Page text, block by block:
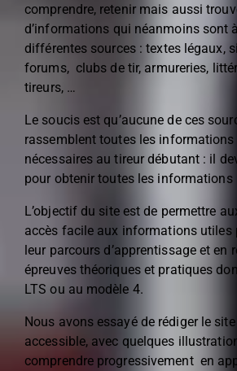
comprendre, retenir mais aussi
d’informations qui néanmoins sont
différentes sources : textes légaux,
forums, clubs de tir, armureries,
tireurs, …
Le soucis est qu’aucune de ces
rassemblent toutes les informations
nécessaires au tireur débutant : il
pour obtenir toutes les informations
L’objectif du site est de permettre
accès facile aux informations utiles
leur parcours d’apprentissage et en
épreuves théoriques et pratiques
LTS ou au modèle 4.
Nous avons essayé de rédiger le
accessible, avec quelques
comprendre progressivement en